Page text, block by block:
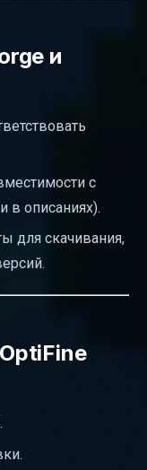
и
с
в описаниях).
для скачивания,